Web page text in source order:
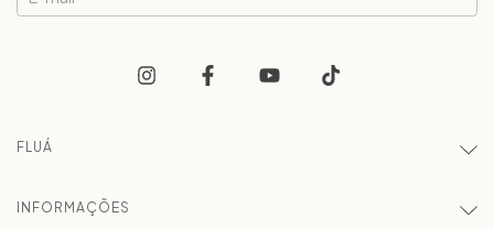
FLUÁ
INFORMAÇÕES